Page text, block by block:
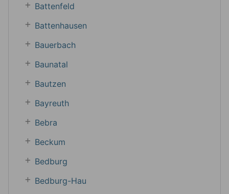
Battenfeld
Battenhausen
Bauerbach
Baunatal
Bautzen
Bayreuth
Bebra
Beckum
Bedburg
Bedburg-Hau